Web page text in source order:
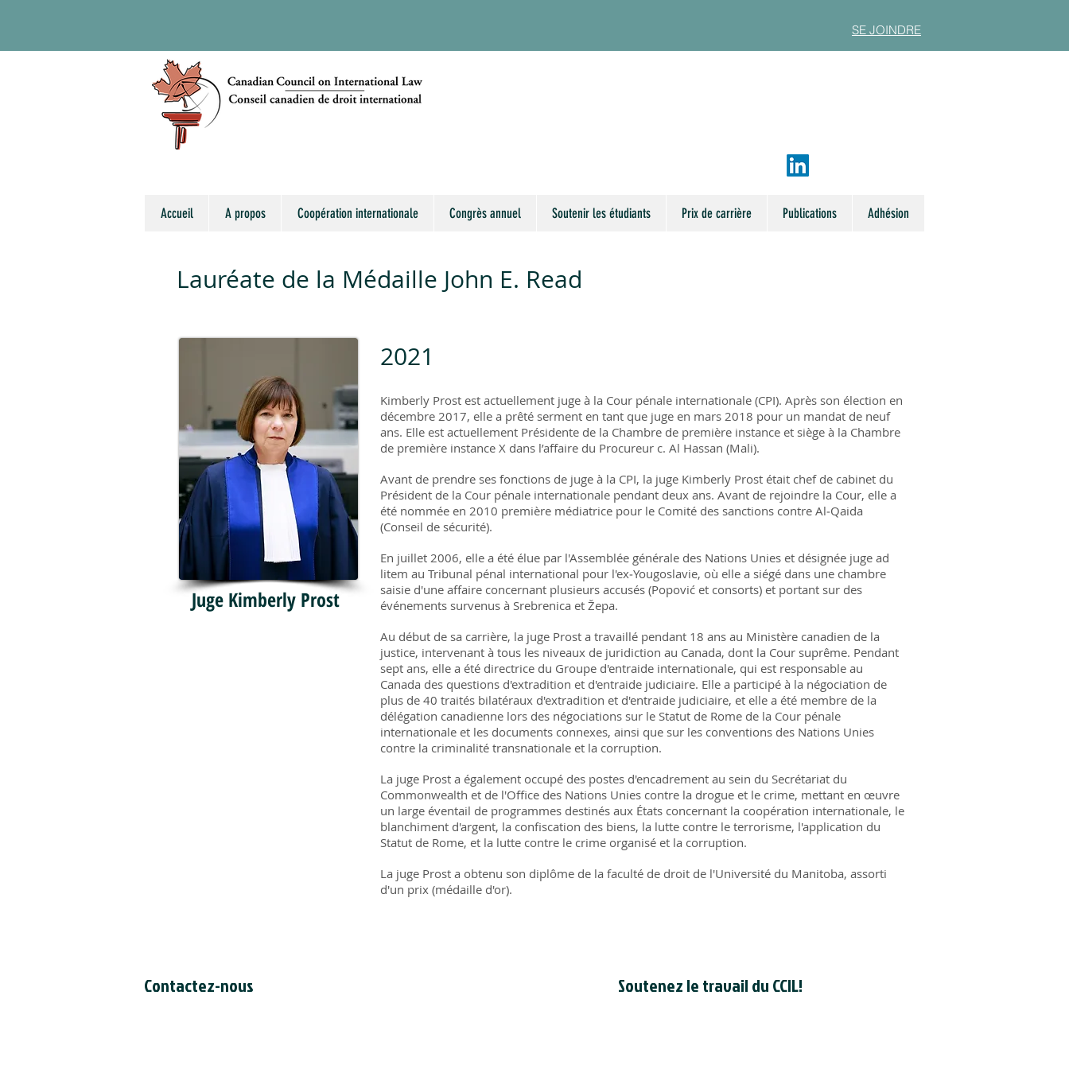
Accueil A propos Coopération internationale Congrès annuel Soutenir les étudiants Prix de carrière Publications Adhésion
Lauréate de la Médaille John E. Read
Juge Kimberly Prost
2021
Kimberly Prost est actuellement juge à la Cour pénale internationale (CPI). Après son élection en
décembre 2017, elle a prêté serment en tant que juge en mars 2018 pour un mandat de neuf
ans. Elle est actuellement Présidente de la Chambre de première instance et siège à la Chambre
de première instance X dans l’affaire du Procureur c. Al Hassan (Mali).
Avant de prendre ses fonctions de juge à la CPI, la juge Kimberly Prost était chef de cabinet du
Président de la Cour pénale internationale pendant deux ans. Avant de rejoindre la Cour, elle a
été nommée en 2010 première médiatrice pour le Comité des sanctions contre Al‑Qaida
(Conseil de sécurité).
En juillet 2006, elle a été élue par l'Assemblée générale des Nations Unies et désignée juge ad
litem au Tribunal pénal international pour l'ex‑Yougoslavie, où elle a siégé dans une chambre
saisie d'une affaire concernant plusieurs accusés (Popović et consorts) et portant sur des
événements survenus à Srebrenica et Žepa.
Au début de sa carrière, la juge Prost a travaillé pendant 18 ans au Ministère canadien de la
justice, intervenant à tous les niveaux de juridiction au Canada, dont la Cour suprême. Pendant
sept ans, elle a été directrice du Groupe d'entraide internationale, qui est responsable au
Canada des questions d'extradition et d'entraide judiciaire. Elle a participé à la négociation de
plus de 40 traités bilatéraux d'extradition et d'entraide judiciaire, et elle a été membre de la
délégation canadienne lors des négociations sur le Statut de Rome de la Cour pénale
internationale et les documents connexes, ainsi que sur les conventions des Nations Unies
contre la criminalité transnationale et la corruption.
La juge Prost a également occupé des postes d'encadrement au sein du Secrétariat du
Commonwealth et de l'Office des Nations Unies contre la drogue et le crime, mettant en œuvre
un large éventail de programmes destinés aux États concernant la coopération internationale, le
blanchiment d'argent, la confiscation des biens, la lutte contre le terrorisme, l'application du
Statut de Rome, et la lutte contre le crime organisé et la corruption.
La juge Prost a obtenu son diplôme de la faculté de droit de l'Université du Manitoba, assorti
d'un prix (médaille d'or).
SE JOINDRE
Contactez-nous Soutenez le travail du CCIL!